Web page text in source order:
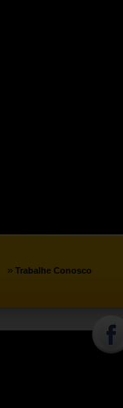
» Trabalhe Conosco